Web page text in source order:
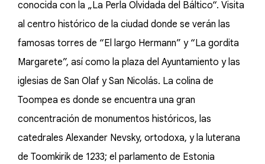
conocida con la „La Perla Olvidada del Báltico“. Visita
al centro histórico de la ciudad donde se verán las
famosas torres de “El largo Hermann” y “La gordita
Margarete”, así como la plaza del Ayuntamiento y las
iglesias de San Olaf y San Nicolás. La colina de
Toompea es donde se encuentra una gran
concentración de monumentos históricos, las
catedrales Alexander Nevsky, ortodoxa, y la luterana
de Toomkirik de 1233; el parlamento de Estonia